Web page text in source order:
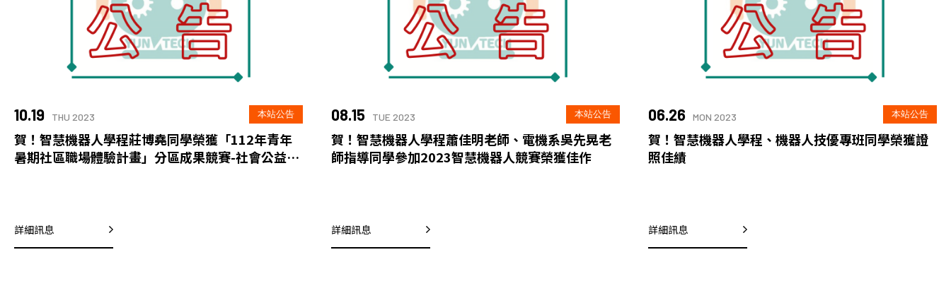
10.19 THU 2023 本站公告
賀！智慧機器人學程莊博堯同學榮獲「112年青年
暑期社區職場體驗計畫」分區成果競賽-社會公益類
詳細訊息
08.15 TUE 2023 本站公告
賀！智慧機器人學程蕭佳明老師、電機系吳先晃老
師指導同學參加2023智慧機器人競賽榮獲佳作
詳細訊息
06.26 MON 2023 本站公告
賀！智慧機器人學程、機器人技優專班同學榮獲證
照佳績
詳細訊息